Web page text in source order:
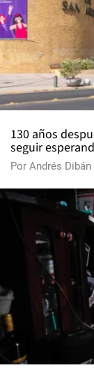
130 años
seguir
Por Andrés